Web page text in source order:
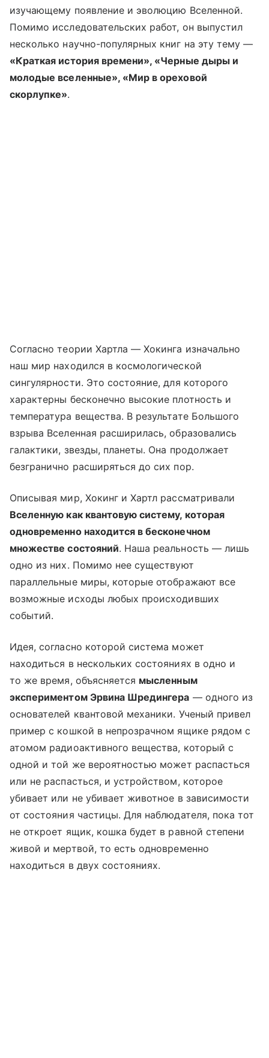
изучающему появление и эволюцию Вселенной.
Помимо исследовательских работ, он выпустил
несколько научно-популярных книг на эту тему —
«Краткая история времени», «Черные дыры и
молодые вселенные», «Мир в ореховой
скорлупке».
Согласно теории Хартла — Хокинга изначально
наш мир находился в космологической
сингулярности. Это состояние, для которого
характерны бесконечно высокие плотность и
температура вещества. В результате Большого
взрыва Вселенная расширилась, образовались
галактики, звезды, планеты. Она продолжает
безгранично расширяться до сих пор.
Описывая мир, Хокинг и Хартл рассматривали
Вселенную как квантовую систему, которая
одновременно находится в бесконечном
множестве состояний. Наша реальность — лишь
одно из них. Помимо нее существуют
параллельные миры, которые отображают все
возможные исходы любых происходивших
событий.
Идея, согласно которой система может
находиться в нескольких состояниях в одно и
то же время, объясняется мысленным
экспериментом Эрвина Шредингера — одного из
основателей квантовой механики. Ученый привел
пример с кошкой в непрозрачном ящике рядом с
атомом радиоактивного вещества, который с
одной и той же вероятностью может распасться
или не распасться, и устройством, которое
убивает или не убивает животное в зависимости
от состояния частицы. Для наблюдателя, пока тот
не откроет ящик, кошка будет в равной степени
живой и мертвой, то есть одновременно
находиться в двух состояниях.